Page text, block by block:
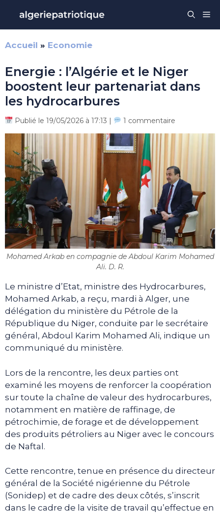
contenu
Accueil » Economie
Energie : l’Algérie et le Niger
boostent leur partenariat dans
les hydrocarbures
Publié le 19/05/2026 à 17:13 | 1 commentaire
Mohamed Arkab en compagnie de Abdoul Karim Mohamed
Ali. D. R.
Le ministre d’Etat, ministre des Hydrocarbures,
Mohamed Arkab, a reçu, mardi à Alger, une
délégation du ministère du Pétrole de la
République du Niger, conduite par le secrétaire
général, Abdoul Karim Mohamed Ali, indique un
communiqué du ministère.
Lors de la rencontre, les deux parties ont
examiné les moyens de renforcer la coopération
sur toute la chaîne de valeur des hydrocarbures,
notamment en matière de raffinage, de
pétrochimie, de forage et de développement
des produits pétroliers au Niger avec le concours
de Naftal.
Cette rencontre, tenue en présence du directeur
général de la Société nigérienne du Pétrole
(Sonidep) et de cadre des deux côtés, s’inscrit
dans le cadre de la visite de travail qu’effectue en